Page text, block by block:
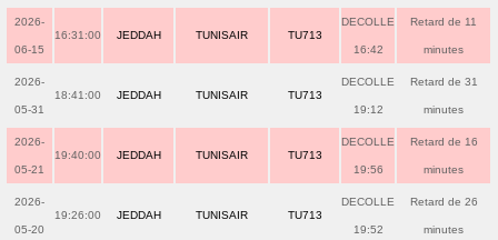
2026-
06-15
16:31:00 JEDDAH TUNISAIR TU713
DECOLLE
16:42
Retard de 11
minutes
2026-
05-31
18:41:00 JEDDAH TUNISAIR TU713
DECOLLE
19:12
Retard de 31
minutes
2026-
05-21
19:40:00 JEDDAH TUNISAIR TU713
DECOLLE
19:56
Retard de 16
minutes
2026-
05-20
19:26:00 JEDDAH TUNISAIR TU713
DECOLLE
19:52
Retard de 26
minutes